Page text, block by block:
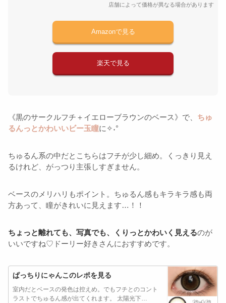
店舗によって価格が異なる場合があります
Amazonで見る
楽天で見る
《黒のサークルフチ＋イエローブラウンのベース》で、 ちゅ
るんっとかわいいビー玉瞳に✧˖°
ちゅるん系の中だとこちらはフチが少し細め。くっきり見え
るけれど、がっつり主張しすぎません。
ベースのメリハリもポイント。ちゅるん感もキラキラ感も両
方あって、瞳がきれいに見えます…！！
ちょっと離れても、写真でも、くりっとかわいく見えるのが
いいですね♡ドーリー好きさんにおすすめです。
ぱっちりにゃんこのレポを見る
室内だとベースの発色は控えめ。でもフチとのコント
ラストでちゅるん感が出てくれます。 太陽光下…